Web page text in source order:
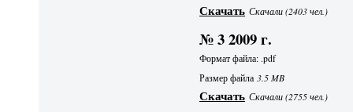
Скачать Скачали (2403 чел.)
№ 3 2009 г.
Формат файла: .pdf
Размер файла 3.5 MB
Скачать Скачали (2755 чел.)